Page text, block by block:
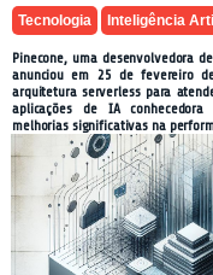
Tecnologia Inteligência
Pinecone, uma desenvolvedora
anunciou em 25 de fevereiro
arquitetura serverless para
aplicações de IA
melhorias significativas na